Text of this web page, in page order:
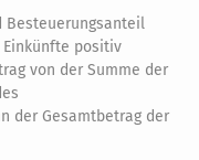
Besteuerungsanteil
positiv
von der Summe der
der Gesamtbetrag der